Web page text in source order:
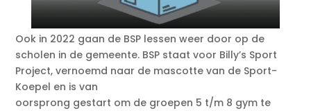
Ook in 2022 gaan de BSP lessen weer door op de
scholen in de gemeente. BSP staat voor Billy’s Sport
Project, vernoemd naar de mascotte van de Sport-
Koepel en is van
oorsprong gestart om de groepen 5 t/m 8 gym te